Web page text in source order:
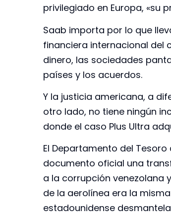
privilegiado en Europa, «su
Saab importa por lo que
financiera internacional del
dinero, las sociedades
países y los acuerdos.
Y la justicia americana, a
otro lado, no tiene ningún
donde el caso Plus Ultra
El Departamento del Tesoro
documento oficial una
a la corrupción venezolana
de la aerolínea era la
estadounidense